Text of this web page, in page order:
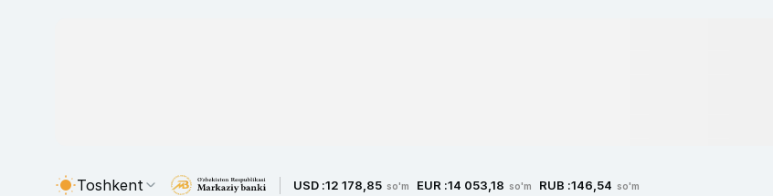
Toshkent USD :12 178,85 so'm EUR :14 053,18 so'm RUB :146,54 so'm